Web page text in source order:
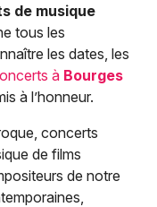
de musique
tous les
les dates, les
à Bourges
à l’honneur.
concerts
de films
de notre